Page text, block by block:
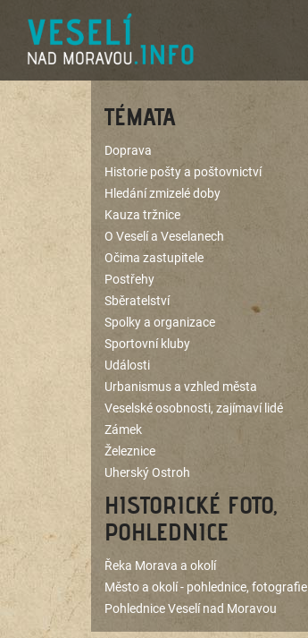
TÉMATA
Doprava
Historie pošty a poštovnictví
Hledání zmizelé doby
Kauza tržnice
O Veselí a Veselanech
Očima zastupitele
Postřehy
Sběratelství
Spolky a organizace
Sportovní kluby
Události
Urbanismus a vzhled města
Veselské osobnosti, zajímaví lidé
Zámek
Železnice
Uherský Ostroh
HISTORICKÉ FOTO,
POHLEDNICE
Řeka Morava a okolí
Město a okolí - pohlednice, fotografie
Pohlednice Veselí nad Moravou